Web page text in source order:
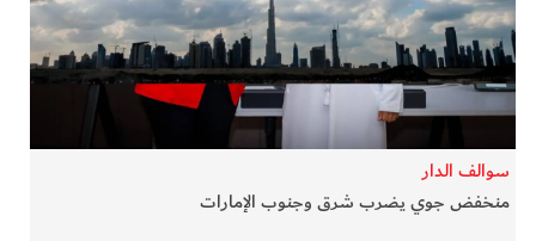
في المرمى
وثائقيات الخور
فن وثقافة
كوكب دبي
سوالف الدار
منخفض جوي يضرب شرق وجنوب الإمارات